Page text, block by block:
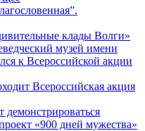
клады Волги»
музей имени
к Всероссийской акции
Всероссийская акция
демонстрироваться
«900 дней мужества»